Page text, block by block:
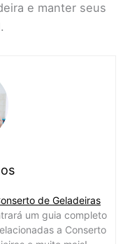
e manter seus
de Geladeiras
um guia completo
a Conserto